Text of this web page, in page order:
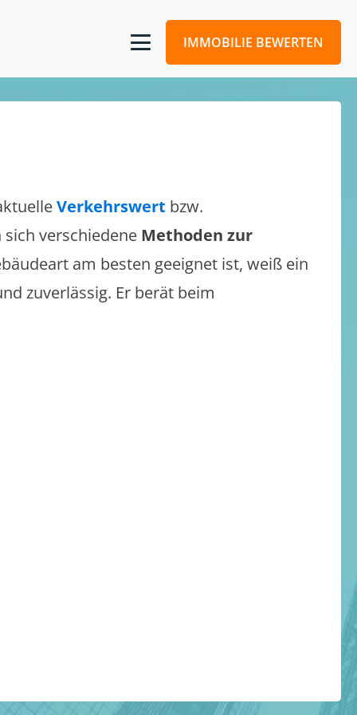
IMMOBILIE BEWERTEN
Verkehrswert bzw.
verschiedene Methoden zur
am besten geeignet ist, weiß ein
zuverlässig. Er berät beim